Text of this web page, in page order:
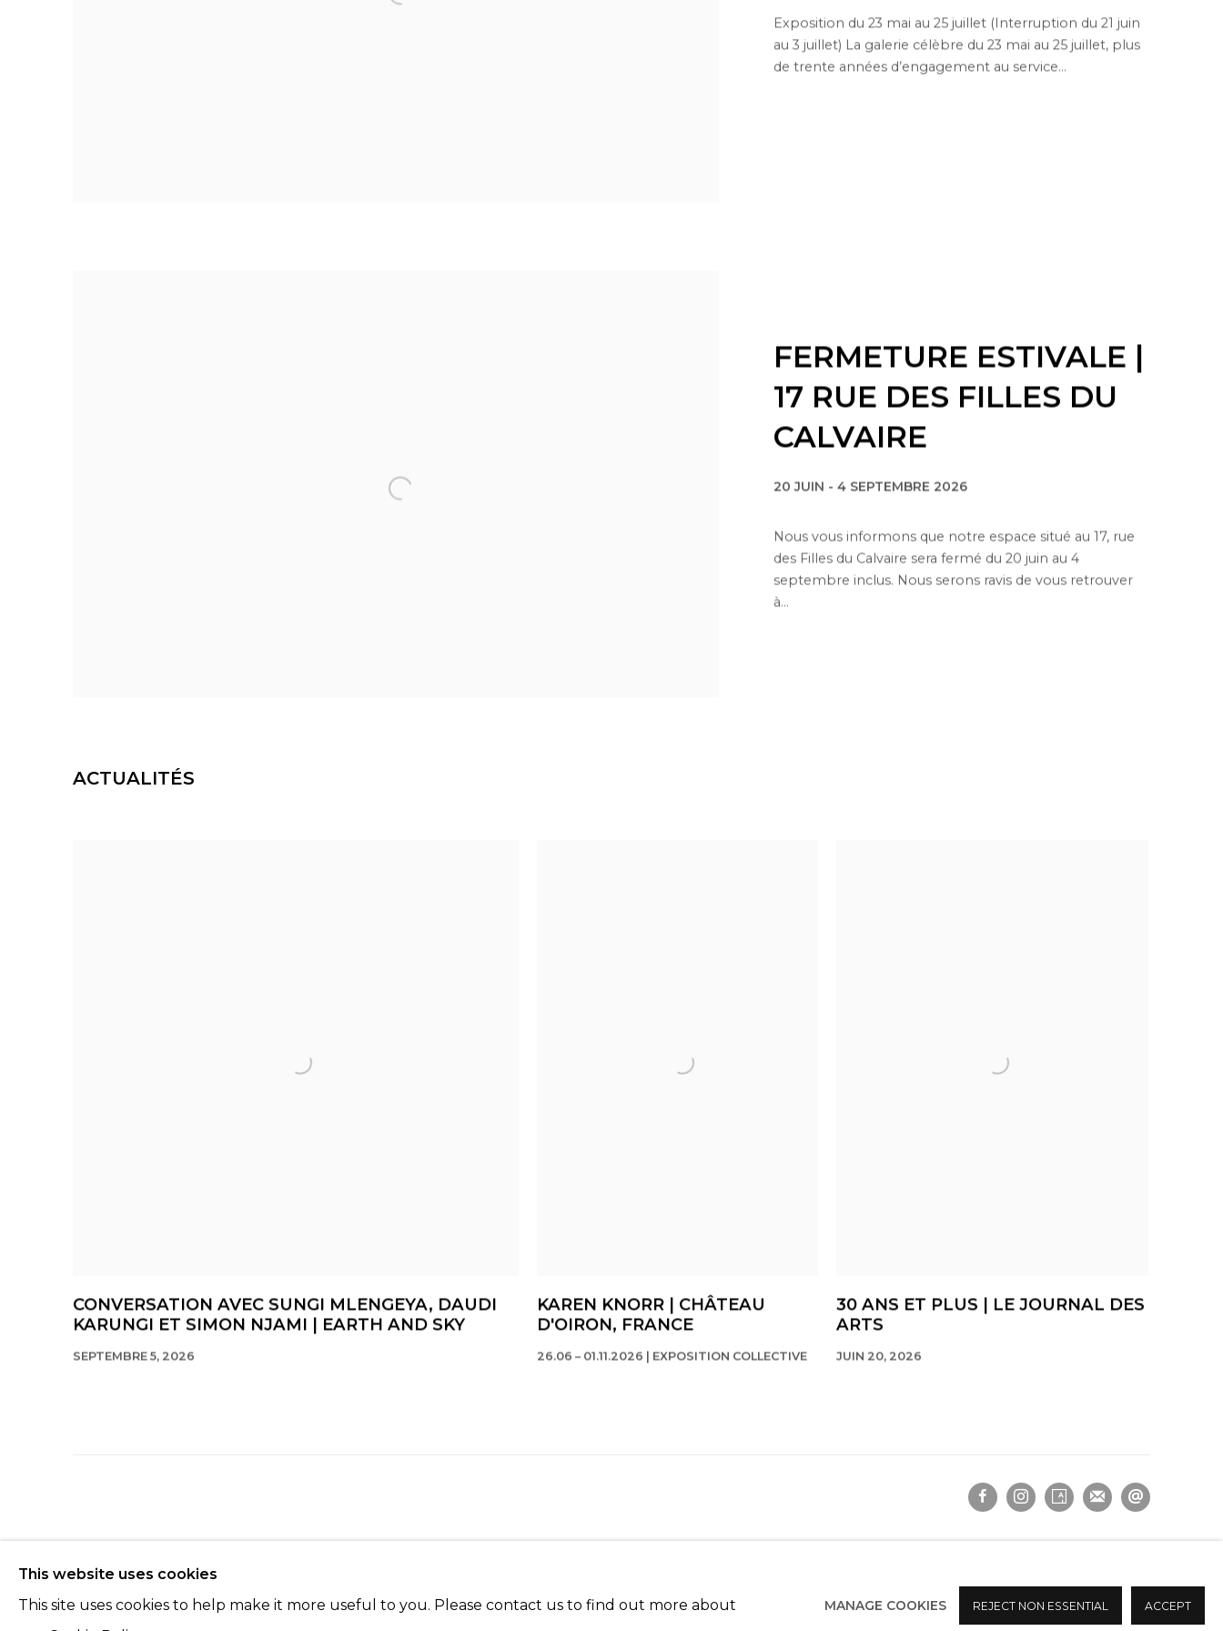
Exposition du 23 mai au 25 juillet (Interruption du 21 juin
au 3 juillet) La galerie célèbre du 23 mai au 25 juillet, plus
de trente années d’engagement au service...
FERMETURE ESTIVALE |
17 RUE DES FILLES DU
CALVAIRE
20 JUIN - 4 SEPTEMBRE 2026
Nous vous informons que notre espace situé au 17, rue
des Filles du Calvaire sera fermé du 20 juin au 4
septembre inclus. Nous serons ravis de vous retrouver
à...
ACTUALITÉS
CONVERSATION AVEC SUNGI MLENGEYA, DAUDI
KARUNGI ET SIMON NJAMI | EARTH AND SKY
SEPTEMBRE 5, 2026
KAREN KNORR | CHÂTEAU
D'OIRON, FRANCE
26.06 – 01.11.2026 | EXPOSITION COLLECTIVE
30 ANS ET PLUS | LE JOURNAL DES
ARTS
JUIN 20, 2026
This website uses cookies
This site uses cookies to help make it more useful to you. Please contact us to find out more about
MANAGE COOKIES REJECT NON ESSENTIAL ACCEPT